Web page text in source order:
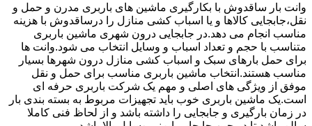
وانت بار ساقدوش با بکارگیری ماشین های باربری مدرن و حمل و
نقل،جابجایی کالاها و یا اسباب کشی منازل را درساقدوش با هزینه
مناسب انجام می دهد.در جابجایی درون شهری ماشین باربری
متناسب با حجم و تعداد اسباب و وسایل انتخاب می شود.وانت ها
برای حمل بارهای سبک و اسباب کشی منازل درون شهرها بسیار
مناسب هستند.انتخاب ماشین باربری مناسب برای حمل و نقل
موفق از ویژگی های اصلی و مهم یک شرکت باربری حرفه ای
است.یک ماشین باربری خوب باید تجهیزات مربوط به بسته بندی بار
در زمان بارگیری و جابجایی را داشته باشد و از لحاظ فنی کاملا